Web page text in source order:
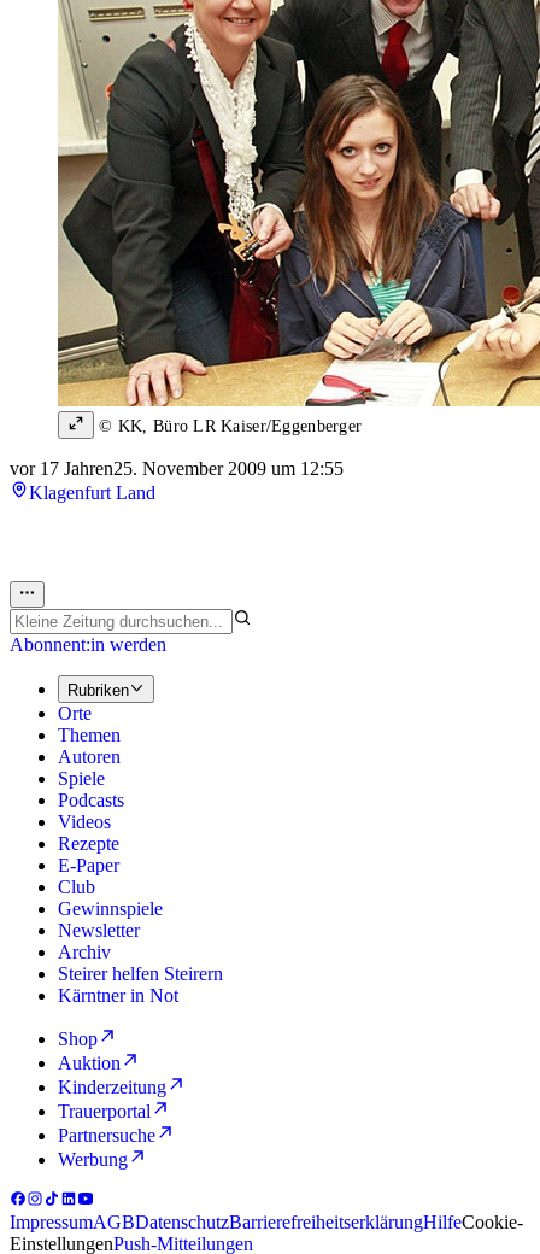
© KK, Büro LR Kaiser/Eggenberger
vor 17 Jahren25. November 2009 um 12:55
Klagenfurt Land
Abonnent:in werden
Rubriken
Orte
Themen
Autoren
Spiele
Podcasts
Videos
Rezepte
E-Paper
Club
Gewinnspiele
Newsletter
Archiv
Steirer helfen Steirern
Kärntner in Not
Shop
Auktion
Kinderzeitung
Trauerportal
Partnersuche
Werbung
ImpressumAGBDatenschutzBarrierefreiheitserklärungHilfeCookie-
EinstellungenPush-Mitteilungen